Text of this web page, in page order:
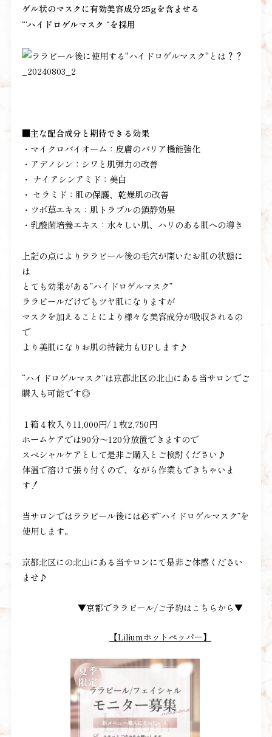
ゲル状のマスクに有効美容成分25gを含ませる
“‘ハイドロゲルマスク “を採用
■主な配合成分と期待できる効果
・マイクロバイオーム：皮膚のバリア機能強化
・アデノシン：シワと肌弾力の改善
・ ナイアシンアミド：美白
・ セラミド：肌の保護、乾燥肌の改善
・ツボ草エキス：肌トラブルの鎮静効果
・乳酸菌培養エキス：水々しい肌、ハリのある肌への導き
上記の点によりララピール後の毛穴が開いたお肌の状態に
は
とても効果がある”ハイドロゲルマスク”
ララピールだけでもツヤ肌になりますが
マスクを加えることにより様々な美容成分が吸収されるの
で
より美肌になりお肌の持続力もUPします♪
“ハイドロゲルマスク”は京都北区の北山にある当サロンでご
購入も可能です◎
１箱４枚入り11,000円/１枚2,750円
ホームケアでは90分～120分放置できますので
スペシャルケアとして是非ご購入とご検討ください♪
体温で溶けて張り付くので、ながら作業もできちゃいま
す！
当サロンではララピール後には必ず”ハイドロゲルマスク”を
使用します。
京都北区にの北山にある当サロンにて是非ご体感ください
ませ♪
▼京都でララピール/ご予約はこちらから▼
【Liliumホットペッパー】